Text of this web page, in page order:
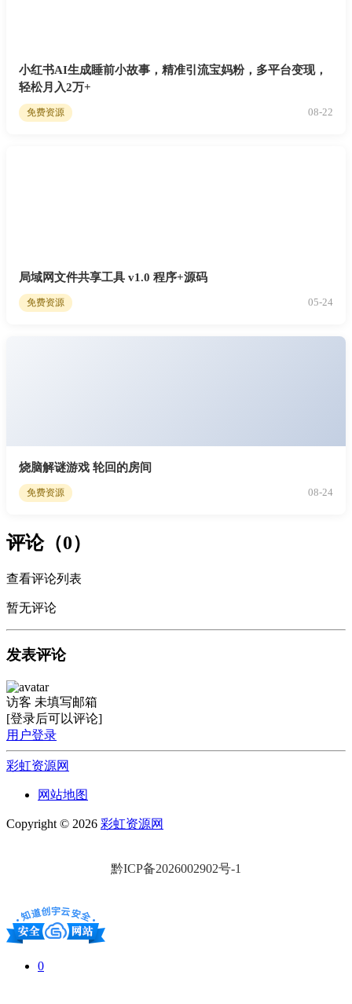
小红书AI生成睡前小故事，精准引流宝妈粉，多平台变现，
轻松月入2万+
免费资源 08-22
局域网文件共享工具 v1.0 程序+源码
免费资源 05-24
烧脑解谜游戏 轮回的房间
免费资源 08-24
评论（0）
查看评论列表
暂无评论
发表评论
访客 未填写邮箱
[登录后可以评论]
用户登录
彩虹资源网
网站地图
Copyright © 2026 彩虹资源网
黔ICP备2026002902号-1
0